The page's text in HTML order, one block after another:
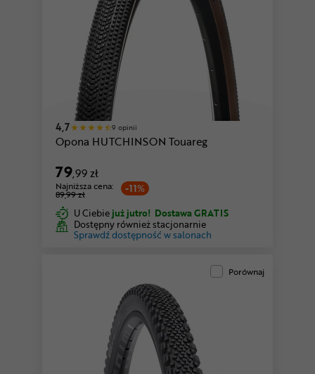
4,7 9 opinii
Opona HUTCHINSON Touareg
79,99 zł
-11%
Najniższa cena:
89,99 zł
U Ciebie już jutro! Dostawa GRATIS
Dostępny również stacjonarnie
Sprawdź dostępność w salonach
Porównaj